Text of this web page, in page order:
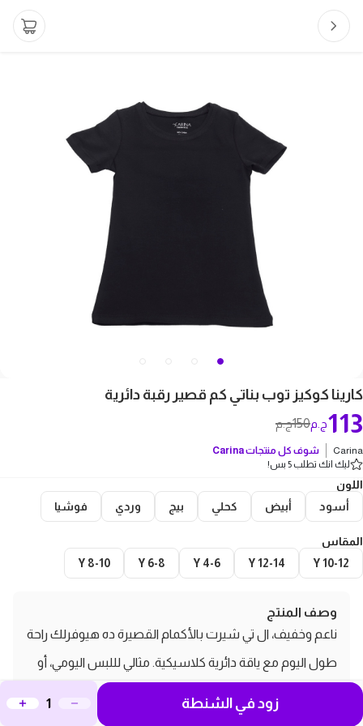
كارينا كوكيز توب بناتي كم قصير رقبة دائرية
150ج.م 113ج.م
Carina شوف كل منتجاتCarina
ليك انك تطلب 5 بس!
اللون
أسود
أبيض كحلي بيج وردي فوشيا
المقاس
10-12 Y
12-14 Y
4-6 Y
6-8 Y
8-10 Y
وصف المنتج
ناعم وخفيف، ال تي شيرت بالأكمام القصيرة ده هيوفرلك راحة
طول اليوم مع ياقة دائرية كلاسيكية. مثالي لللبس اليومي، أو
مميزات و مواصفات كارينا كوكيز توب
زود في الشنطة